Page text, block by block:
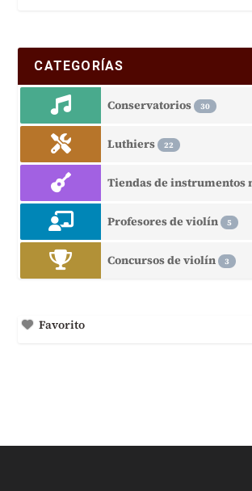
CATEGORÍAS
Conservatorios 30
Luthiers 22
Tiendas de instrumentos
Profesores de violín 5
Concursos de violín 3
Favorito